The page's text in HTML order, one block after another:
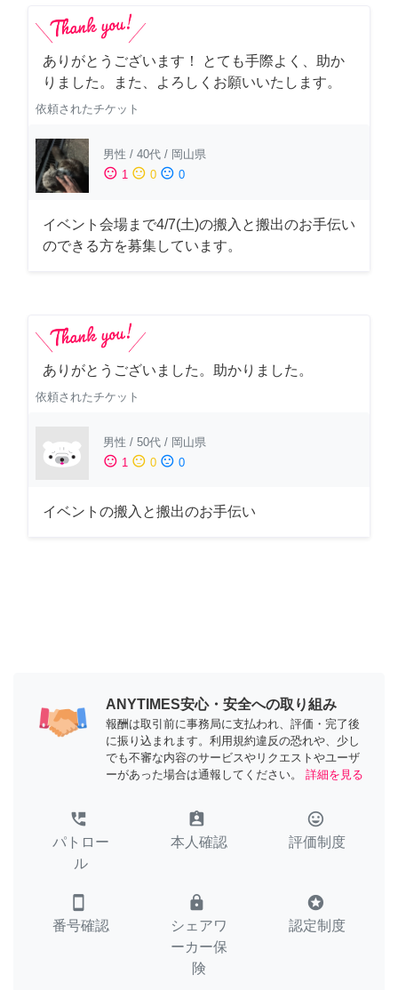
ありがとうございます！ とても手際よく、助か
りました。また、よろしくお願いいたします。
依頼されたチケット
男性 / 40代 / 岡山県
sentiment_satisfied 1 sentiment_neutral 0 sentiment_dissatisfied 0
イベント会場まで4/7(土)の搬入と搬出のお手伝い
のできる方を募集しています。
ありがとうございました。助かりました。
依頼されたチケット
男性 / 50代 / 岡山県
sentiment_satisfied 1 sentiment_neutral 0 sentiment_dissatisfied 0
イベントの搬入と搬出のお手伝い
ANYTIMES安心・安全への取り組み
報酬は取引前に事務局に支払われ、評価・完了後
に振り込まれます。利用規約違反の恐れや、少し
でも不審な内容のサービスやリクエストやユーザ
ーがあった場合は通報してください。
詳細を見る
perm_phone_msg
パトロー
ル
assignment_ind
本人確認
tag_faces
評価制度
smartphone
番号確認
lock
シェアワ
ーカー保
険
stars
認定制度